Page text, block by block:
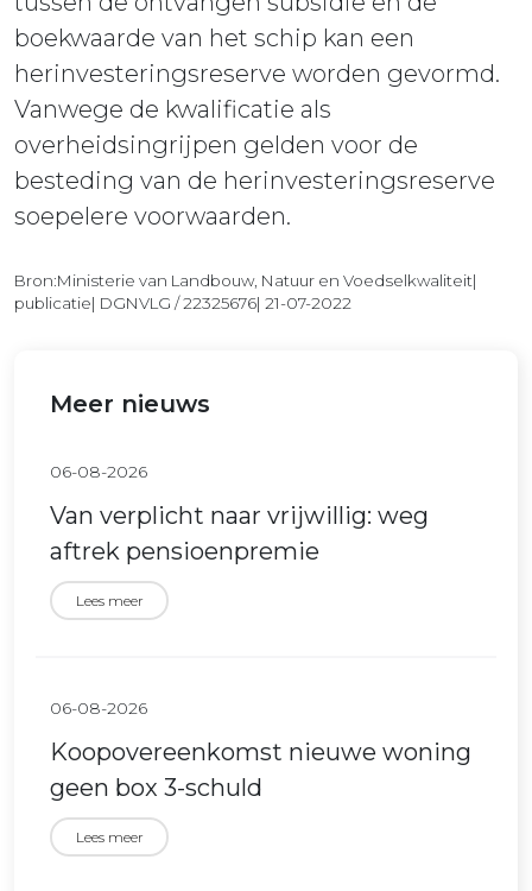
boekwaarde van het schip kan een
herinvesteringsreserve worden gevormd.
Vanwege de kwalificatie als
overheidsingrijpen gelden voor de
besteding van de herinvesteringsreserve
soepelere voorwaarden.
Bron:Ministerie van Landbouw, Natuur en Voedselkwaliteit|
publicatie| DGNVLG / 22325676| 21-07-2022
Meer nieuws
06-08-2026
Van verplicht naar vrijwillig: weg
aftrek pensioenpremie
Lees meer
06-08-2026
Koopovereenkomst nieuwe woning
geen box 3-schuld
Lees meer